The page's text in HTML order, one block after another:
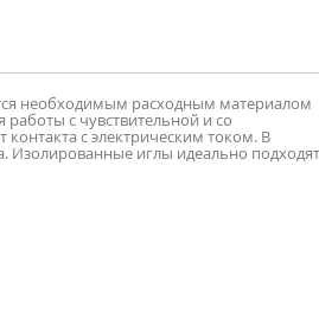
необходимым расходным материалом
с чувствительной и со
с электрическим током. В
Изолированные иглы идеально подходят